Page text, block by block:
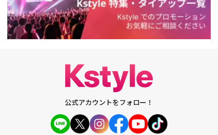
公式アカウントをフォロー！